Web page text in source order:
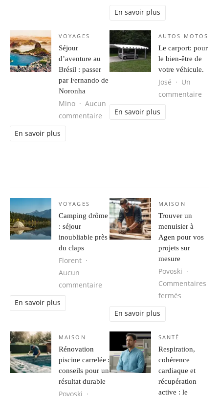
En savoir plus
VOYAGES
Séjour
d’aventure au
Brésil : passer
par Fernando de
Noronha
Mino
Aucun
commentaire sur Séjour d’aventure au Brésil :
En savoir plus
AUTOS MOTOS
Le carport: pour
le bien-être de
votre véhicule.
José
Un
commentaire
En savoir plus
VOYAGES
Camping drôme
: séjour
inoubliable près
du claps
Florent
Aucun
commentaire sur Camping drôme : séjour
En savoir plus
MAISON
Trouver un
menuisier à
Agen pour vos
projets sur
mesure
Povoski
Commentaires
fermés
En savoir plus
MAISON
Rénovation
piscine carrelée :
conseils pour un
résultat durable
Povoski
SANTÉ
Respiration,
cohérence
cardiaque et
récupération
active : le